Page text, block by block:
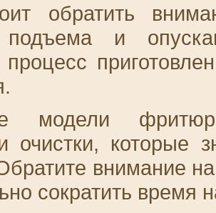
обратить
и
модели
очистки, которые
внимание
сократить время